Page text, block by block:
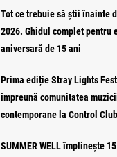
Tot ce trebuie să știi înainte
2026. Ghidul complet pentru
aniversară de 15 ani
Prima ediție Stray Lights
împreună comunitatea
contemporane la Control Club
SUMMER WELL împlinește